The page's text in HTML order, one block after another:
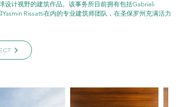
设计视野的建筑作品。该事务所目前拥有包括Gabrieli
Rissatti在内的专业建筑师团队，在圣保罗州充满活力